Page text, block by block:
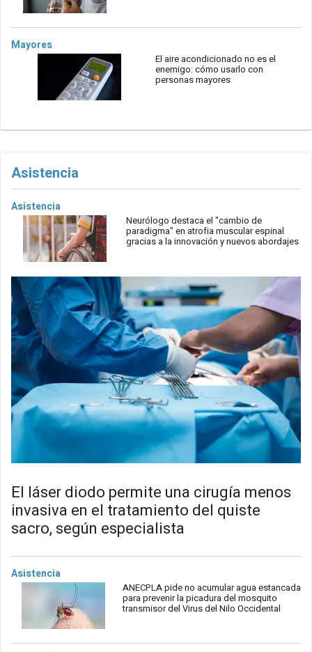
Mayores
El aire acondicionado no es el
enemigo: cómo usarlo con
personas mayores
Asistencia
Asistencia
Neurólogo destaca el "cambio de
paradigma" en atrofia muscular espinal
gracias a la innovación y nuevos abordajes
El láser diodo permite una cirugía menos
invasiva en el tratamiento del quiste
sacro, según especialista
Asistencia
ANECPLA pide no acumular agua estancada
para prevenir la picadura del mosquito
transmisor del Virus del Nilo Occidental